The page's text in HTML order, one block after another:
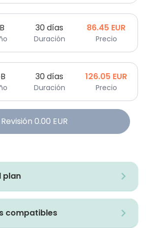
30 días
Duración
86.45 EUR
Precio
30 días
Duración
126.05 EUR
Precio
Revisión 0.00 EUR
plan
compatibles